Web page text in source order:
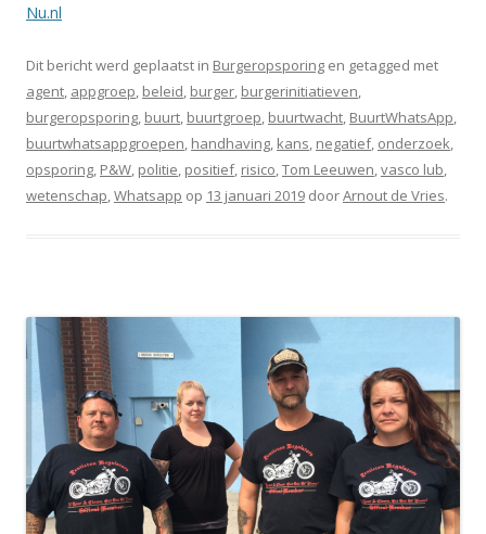
Nu.nl
Dit bericht werd geplaatst in Burgeropsporing en getagged met
agent, appgroep, beleid, burger, burgerinitiatieven,
burgeropsporing, buurt, buurtgroep, buurtwacht, BuurtWhatsApp,
buurtwhatsappgroepen, handhaving, kans, negatief, onderzoek,
opsporing, P&W, politie, positief, risico,Tom Leeuwen,vasco lub,
wetenschap,Whatsapp op 13 januari 2019 doorArnout de Vries.